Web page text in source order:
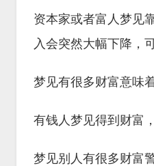
资本家或者富人梦见
入会突然大幅下降，
梦见有很多财富意味
有钱人梦见得到财富
梦见别人有很多财富